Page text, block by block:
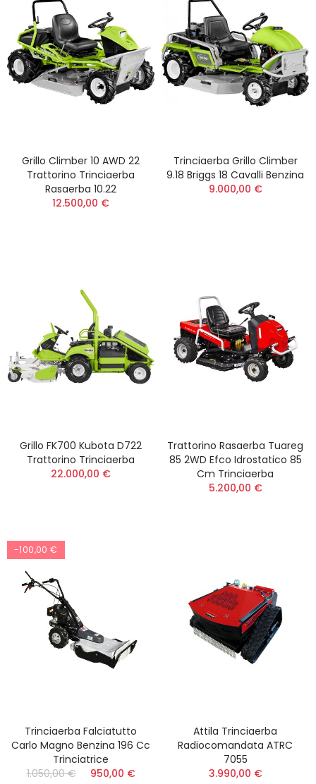
Grillo Climber 10 AWD 22
Trattorino Trinciaerba
Rasaerba 10.22
12.500,00 €
Trinciaerba Grillo Climber
9.18 Briggs 18 Cavalli Benzina
9.000,00 €
Grillo FK700 Kubota D722
Trattorino Trinciaerba
22.000,00 €
Trattorino Rasaerba Tuareg
85 2WD Efco Idrostatico 85
Cm Trinciaerba
5.200,00 €
-100,00 €
Trinciaerba Falciatutto
Carlo Magno Benzina 196 Cc
Trinciatrice
1.050,00 €
950,00 €
Attila Trinciaerba
Radiocomandata ATRC
7055
3.990,00 €